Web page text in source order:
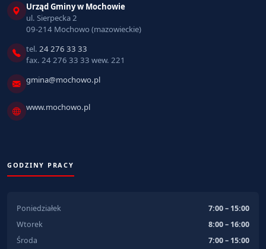
Urząd Gminy w Mochowie
ul. Sierpecka 2
09-214 Mochowo (mazowieckie)
tel. 24 276 33 33
fax. 24 276 33 33 wew. 221
gmina@mochowo.pl
www.mochowo.pl
GODZINY PRACY
Poniedziałek
7:00 – 15:00
Wtorek
8:00 – 16:00
Środa
7:00 – 15:00